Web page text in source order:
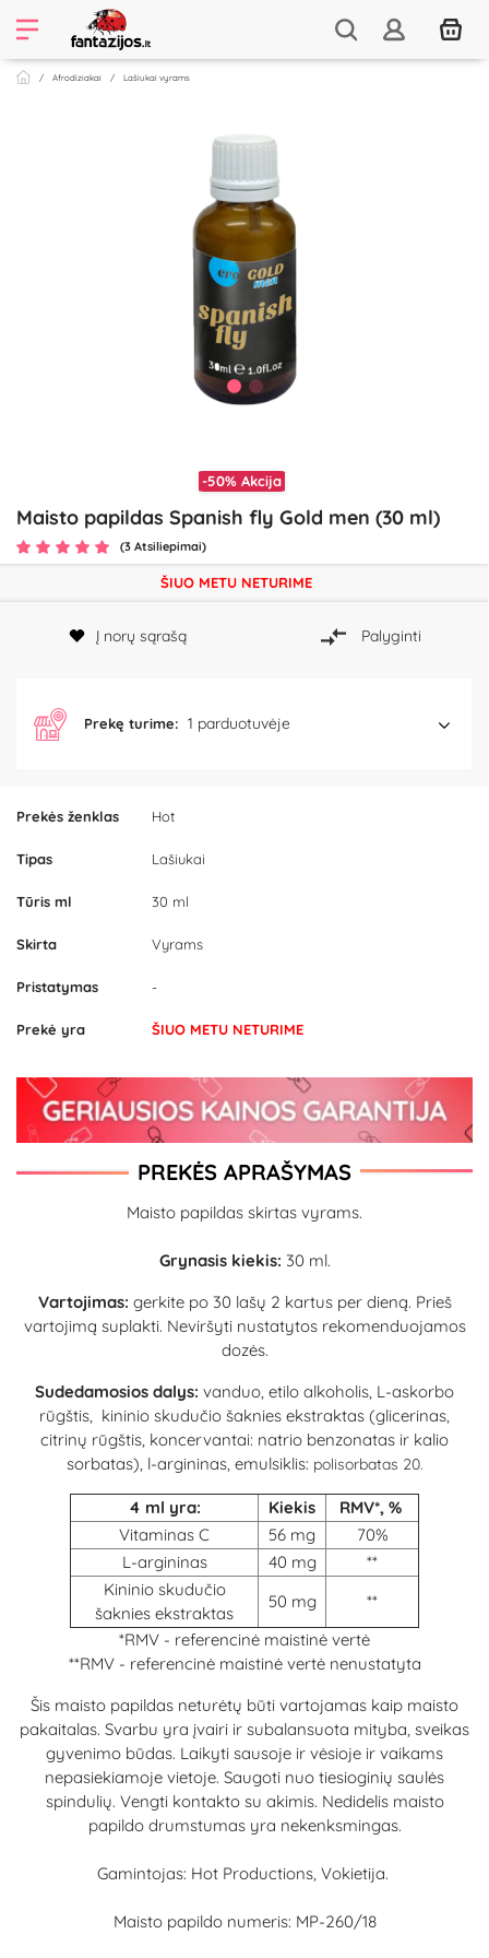
Afrodiziakai Lašiukai vyrams
-50% Akcija
Maisto papildas Spanish fly Gold men (30 ml)
(3 Atsiliepimai)
Prekės ženklas Hot
Tipas Lašiukai
Tūris ml 30 ml
Skirta Vyrams
Pristatymas -
Prekė yra ŠIUO METU NETURIME
ŠIUO METU NETURIME
Į norų sąrašą Palyginti
Prekę turime: 1 parduotuvėje
PREKĖS APRAŠYMAS
Maisto papildas skirtas vyrams.
Grynasis kiekis: 30 ml.
Vartojimas: gerkite po 30 lašų 2 kartus per dieną. Prieš
vartojimą suplakti. Neviršyti nustatytos rekomenduojamos
dozės.
Sudedamosios dalys: vanduo, etilo alkoholis, L-askorbo
rūgštis, kininio skudučio šaknies ekstraktas (glicerinas,
citrinų rūgštis, koncervantai: natrio benzonatas ir kalio
sorbatas), l-argininas, emulsiklis: polisorbatas 20.
4 ml yra: Kiekis
RMV*, %
Vitaminas C
56 mg
70%
L-argininas
40 mg
**
Kininio skudučio
šaknies ekstraktas
50 mg
**
*RMV - referencinė maistinė vertė
**RMV - referencinė maistinė vertė nenustatyta
Šis maisto papildas neturėtų būti vartojamas kaip maisto
pakaitalas. Svarbu yra įvairi ir subalansuota mityba, sveikas
gyvenimo būdas. Laikyti sausoje ir vėsioje ir vaikams
nepasiekiamoje vietoje. Saugoti nuo tiesioginių saulės
spindulių. Vengti kontakto su akimis. Nedidelis maisto
papildo drumstumas yra nekenksmingas.
Gamintojas: Hot Productions, Vokietija.
Maisto papildo numeris: MP-260/18